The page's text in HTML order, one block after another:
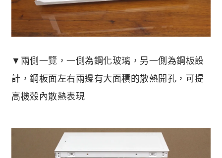
▼兩側一覽，一側為鋼化玻璃，另一側為鋼板設
計，鋼板面左右兩邊有大面積的散熱開孔，可提
高機殼內散熱表現